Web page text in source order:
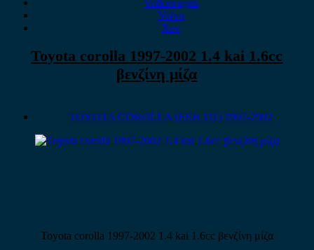
Volkswagen
Volvo
Xev
Toyota corolla 1997-2002 1.4 kai 1.6cc
βενζίνη μίζα
TOYOTA COROLLA (EEB 111) 1997-2002
Toyota corolla 1997-2002 1.4 kai 1.6cc βενζίνη μίζα